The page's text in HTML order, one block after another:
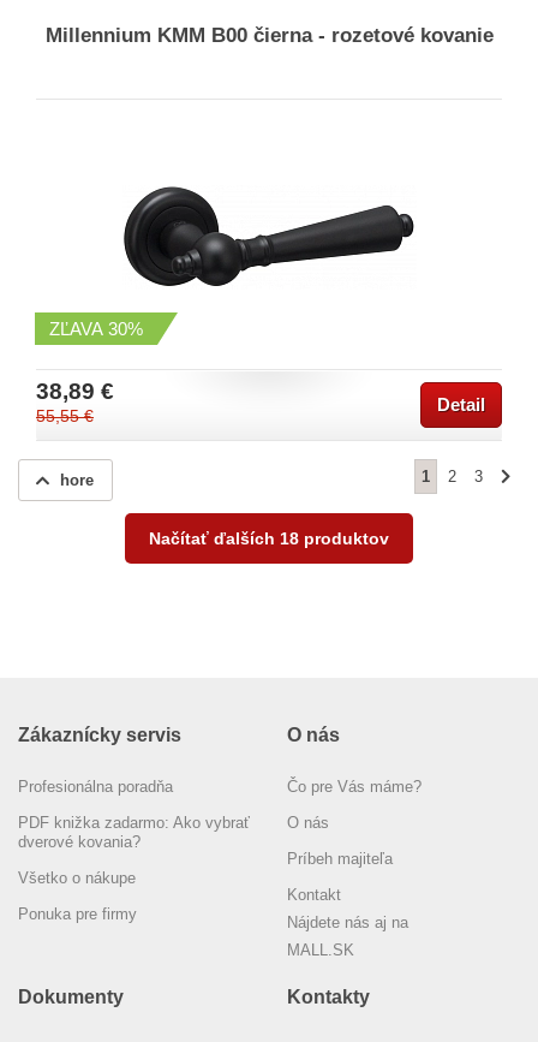
Millennium KMM B00 čierna - rozetové kovanie
ZĽAVA 30%
38,89 €
55,55 €
Detail
hore 1 2 3
Načítať ďalších 18 produktov
Zákaznícky servis
Profesionálna poradňa
PDF knižka zadarmo: Ako vybrať
dverové kovania?
Všetko o nákupe
Ponuka pre firmy
O nás
Čo pre Vás máme?
O nás
Príbeh majiteľa
Kontakt
Nájdete nás aj na
MALL.SK
Dokumenty Kontakty